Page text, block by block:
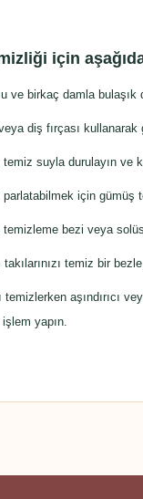
için
ve birkaç damla bulaşık
diş fırçası
temiz suyla durulayın ve
parlatabilmek için
temizleme bezi veya
temiz bir
temizlerken aşındırıcı
yapın.